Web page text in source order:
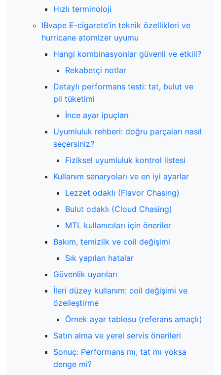
Hızlı terminoloji
IBvape E-cigarete’in teknik özellikleri ve
hurricane atomizer uyumu
Hangi kombinasyonlar güvenli ve etkili?
Rekabetçi notlar
Detaylı performans testi: tat, bulut ve
pil tüketimi
İnce ayar ipuçları
Uyumluluk rehberi: doğru parçaları nasıl
seçersiniz?
Fiziksel uyumluluk kontrol listesi
Kullanım senaryoları ve en iyi ayarlar
Lezzet odaklı (Flavor Chasing)
Bulut odaklı (Cloud Chasing)
MTL kullanıcıları için öneriler
Bakım, temizlik ve coil değişimi
Sık yapılan hatalar
Güvenlik uyarıları
İleri düzey kullanım: coil değişimi ve
özelleştirme
Örnek ayar tablosu (referans amaçlı)
Satın alma ve yerel servis önerileri
Sonuç: Performans mı, tat mı yoksa
denge mi?